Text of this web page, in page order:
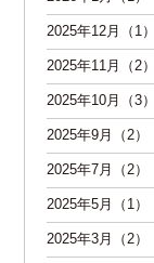
2025年12月（1）
2025年11月（2）
2025年10月（3）
2025年9月（2）
2025年7月（2）
2025年5月（1）
2025年3月（2）